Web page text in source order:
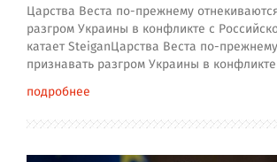
Царства Веста по-прежнему
разгром Украины в конфликте с
катает SteiganЦарства Веста по-
признавать разгром Украины в
подробнее